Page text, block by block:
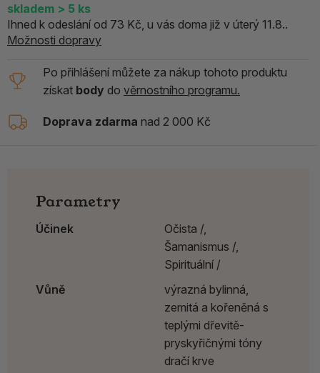
skladem > 5 ks
Ihned k odeslání od 73 Kč, u vás doma již v úterý 11.8..
Možnosti dopravy
Po přihlášení můžete za nákup tohoto produktu
získat body do věrnostního programu.
Doprava zdarma nad 2 000 Kč
Parametry
Účinek
Očista /,
Šamanismus /,
Spirituální /
Vůně
výrazná bylinná,
zemitá a kořeněná s
teplými dřevitě-
pryskyřičnými tóny
dračí krve